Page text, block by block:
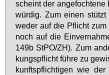
scheint der
wür­dig. Zum ei­nen
we­der auf die Pflicht
noch auf die
149b StPO/ZH). Zum
kungs­pflicht füh­re zu
kunfts­pflich­ti­gen wie